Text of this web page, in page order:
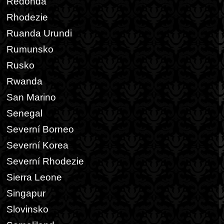
Rhodezie
Ruanda Urundi
Rumunsko
Rusko
Rwanda
San Marino
Senegal
Severní Borneo
Severní Korea
Severní Rhodezie
Sierra Leone
Singapur
Slovinsko